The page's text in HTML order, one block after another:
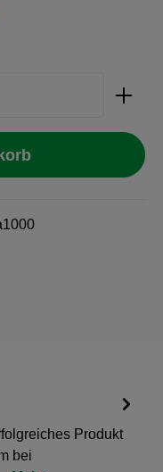
Produkt
bei